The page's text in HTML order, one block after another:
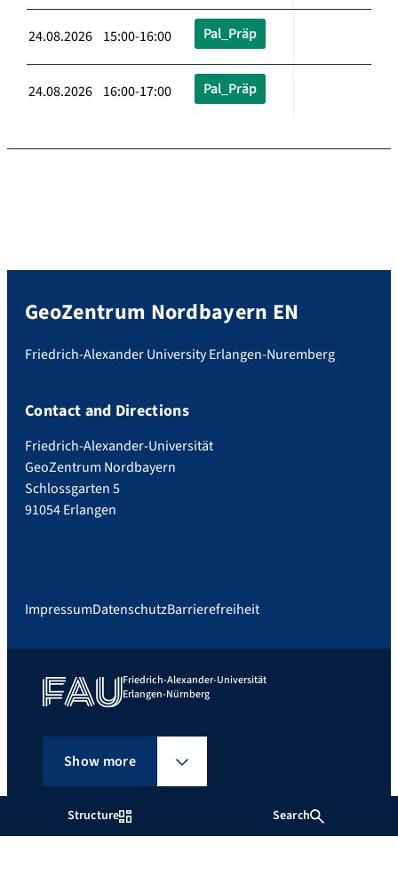
Structure Search
24.08.2026 15:00-16:00 Pal_Präp
24.08.2026 16:00-17:00 Pal_Präp
GeoZentrum Nordbayern EN
Friedrich-Alexander University Erlangen-Nuremberg
Contact and Directions
Friedrich-Alexander-Universität
GeoZentrum Nordbayern
Schlossgarten 5
91054 Erlangen
ImpressumDatenschutzBarrierefreiheit
Friedrich-Alexander-Universität
Erlangen-Nürnberg
Show more